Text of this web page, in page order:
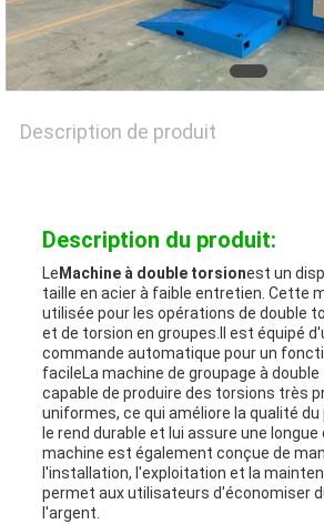
QUALITÉ
CONTACTEZ-
NOUVELLES
LES
AFFAIRES
PLAN
Description de produit
Description du produit:
Le Machine à double torsionest un
taille en acier à faible entretien. Cette
utilisée pour les opérations de double
et de torsion en groupes.Il est équipé
commande automatique pour un
facileLa machine de groupage à
capable de produire des torsions très
uniformes, ce qui améliore la qualité
le rend durable et lui assure une longue
machine est également conçue de
l'installation, l'exploitation et la
permet aux utilisateurs d'économiser
l'argent.